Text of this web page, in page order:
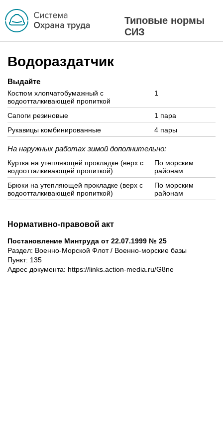
Типовые нормы
СИЗ
Водораздатчик
Выдайте
Костюм хлопчатобумажный с
водоотталкивающей пропиткой
1
Сапоги резиновые
1 пара
Рукавицы комбинированные
4 пары
На наружных работах зимой дополнительно:
Куртка на утепляющей прокладке (верх с
водоотталкивающей пропиткой)
По морским
районам
Брюки на утепляющей прокладке (верх с
водоотталкивающей пропиткой)
По морским
районам
Нормативно-правовой акт
Постановление Минтруда от 22.07.1999 № 25
Раздел: Военно-Морской Флот / Военно-морские базы
Пункт: 135
Адрес документа: https://links.action-media.ru/G8ne